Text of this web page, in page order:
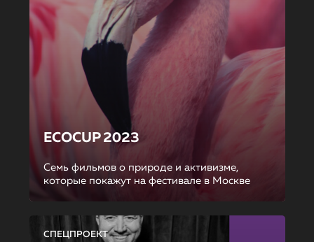
ECOCUP 2023
Семь фильмов о природе и активизме,
которые покажут на фестивале в Москве
СПЕЦПРОЕКТ